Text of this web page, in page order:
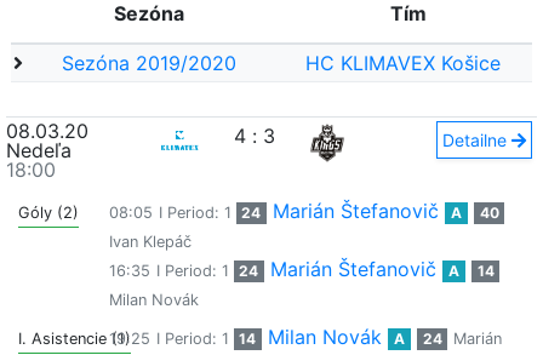
Sezóna Tím
Sezóna 2019/2020 HC KLIMAVEX Košice
08.03.20
Nedeľa
18:00
4 : 3 Detailne
Góly (2) 08:05 I Period: 1 24 Marián Štefanovič A
40
Ivan Klepáč
16:35 I Period: 1 24 Marián Štefanovič A
14
Milan Novák
I. Asistencie (1)19:25 I Period: 1 14 Milan Novák A 24
Marián